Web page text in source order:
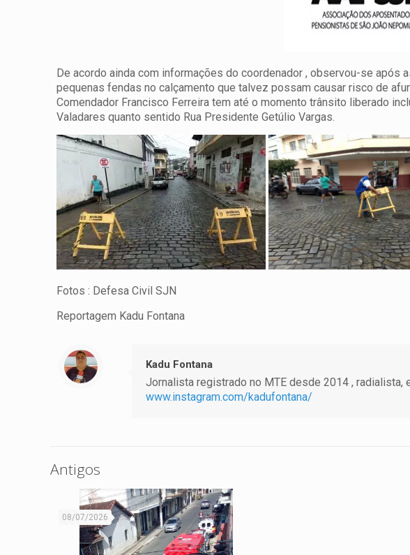
De acordo ainda com informações do coordenador , observou-se após
pequenas fendas no calçamento que talvez possam causar risco de
Comendador Francisco Ferreira tem até o momento trânsito liberado
Valadares quanto sentido Rua Presidente Getúlio Vargas.
Fotos : Defesa Civil SJN
Reportagem Kadu Fontana
Kadu Fontana
Jornalista registrado no MTE desde 2014 , radialista,
www.instagram.com/kadufontana/
Antigos
08/07/2026